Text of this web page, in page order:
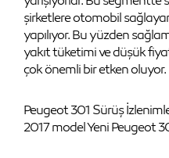
şirketlere otomobil
yapılıyor. Bu yüzden
yakıt tüketimi ve düşük
çok önemli bir etken oluyor.
Peugeot 301 Sürüş
2017 model Yeni Peugeot